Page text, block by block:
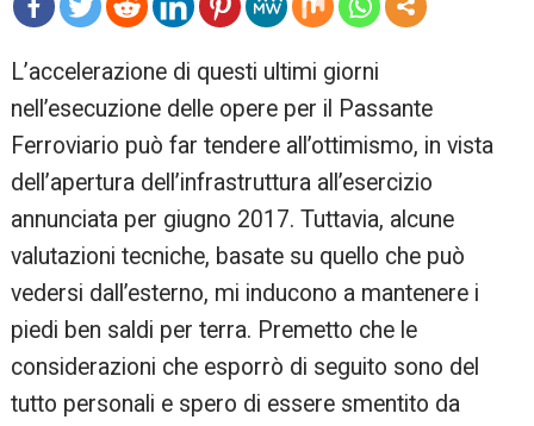
L’accelerazione di questi ultimi giorni
nell’esecuzione delle opere per il Passante
Ferroviario può far tendere all’ottimismo, in vista
dell’apertura dell’infrastruttura all’esercizio
annunciata per giugno 2017. Tuttavia, alcune
valutazioni tecniche, basate su quello che può
vedersi dall’esterno, mi inducono a mantenere i
piedi ben saldi per terra. Premetto che le
considerazioni che esporrò di seguito sono del
tutto personali e spero di essere smentito da